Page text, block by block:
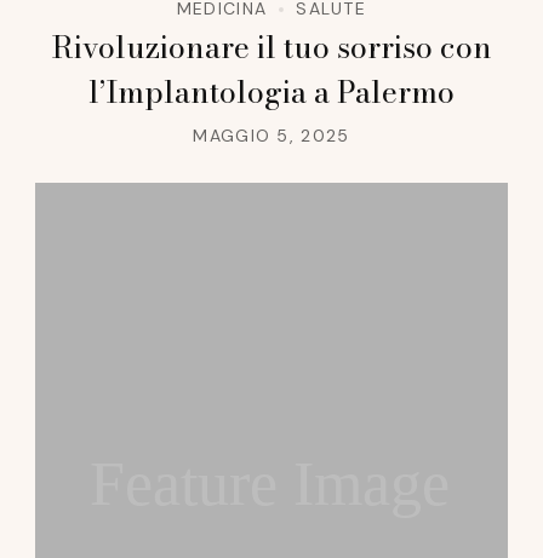
MEDICINA SALUTE
Rivoluzionare il tuo sorriso con
l’Implantologia a Palermo
MAGGIO 5, 2025